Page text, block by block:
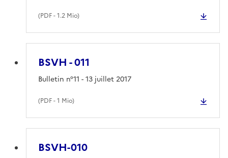
(PDF- 1.2 Mio)
BSVH - 011
(PDF- 1 Mio)
Bulletin n°11 - 13 juillet 2017
BSVH-010